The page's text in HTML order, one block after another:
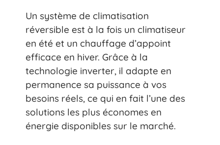
Un système de climatisation
réversible est à la fois un climatiseur
en été et un chauffage d’appoint
efficace en hiver. Grâce à la
technologie inverter, il adapte en
permanence sa puissance à vos
besoins réels, ce qui en fait l’une des
solutions les plus économes en
énergie disponibles sur le marché.